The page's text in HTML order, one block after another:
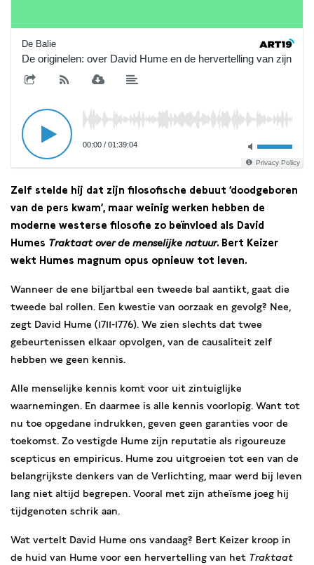
De Balie
De originelen: over David Hume en de hervertelling van zijn
00:00 / 01:39:04
Privacy Policy
Zelf stelde hij dat zijn filosofische debuut ‘doodgeboren
van de pers kwam’, maar weinig werken hebben de
moderne westerse filosofie zo beïnvloed als David
Humes Traktaat over de menselijke natuur. Bert Keizer
wekt Humes magnum opus opnieuw tot leven.
Wanneer de ene biljartbal een tweede bal aantikt, gaat die
tweede bal rollen. Een kwestie van oorzaak en gevolg? Nee,
zegt David Hume (1711-1776). We zien slechts dat twee
gebeurtenissen elkaar opvolgen, van de causaliteit zelf
hebben we geen kennis.
Alle menselijke kennis komt voor uit zintuiglijke
waarnemingen. En daarmee is alle kennis voorlopig. Want tot
nu toe opgedane indrukken, geven geen garanties voor de
toekomst. Zo vestigde Hume zijn reputatie als rigoureuze
scepticus en empiricus. Hume zou uitgroeien tot een van de
belangrijkste denkers van de Verlichting, maar werd bij leven
lang niet altijd begrepen. Vooral met zijn atheïsme joeg hij
tijdgenoten schrik aan.
Wat vertelt David Hume ons vandaag? Bert Keizer kroop in
de huid van Hume voor een hervertelling van het Traktaat